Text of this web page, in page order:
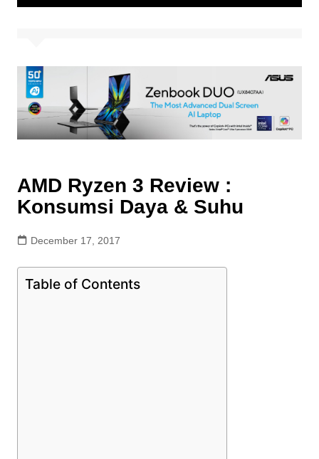
AMD Ryzen 3 Review :
Konsumsi Daya & Suhu
December 17, 2017
Table of Contents